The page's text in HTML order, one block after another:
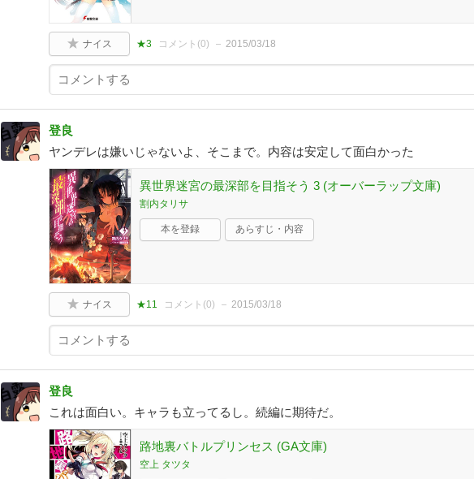
ナイス ★3 コメント(0) 2015/03/18
登良
ヤンデレは嫌いじゃないよ、そこまで。内容は安定して面白かった
異世界迷宮の最深部を目指そう 3 (オーバーラップ文庫)
割内タリサ
本を登録 あらすじ・内容
ナイス ★11 コメント(0) 2015/03/18
登良
これは面白い。キャラも立ってるし。続編に期待だ。
路地裏バトルプリンセス (GA文庫)
空上 タツタ